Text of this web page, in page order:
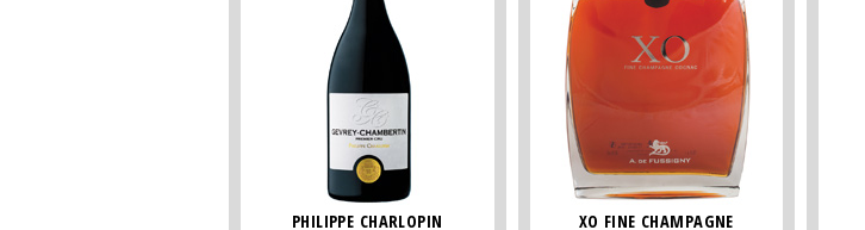
PHILIPPE CHARLOPIN XO FINE CHAMPAGNE